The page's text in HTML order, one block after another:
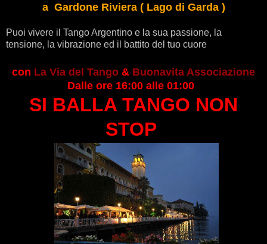
a Gardone Riviera ( Lago di Garda )
Puoi vivere il Tango Argentino e la sua passione, la
tensione, la vibrazione ed il battito del tuo cuore
con La Via del Tango & Buonavita Associazione
Dalle ore 16:00 alle 01:00
SI BALLA TANGO NON
STOP